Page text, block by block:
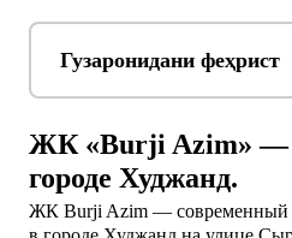
Гузаронидани феҳрист
ЖК «Burji Azim»
городе Худжанд.
ЖК Burji Azim — современный